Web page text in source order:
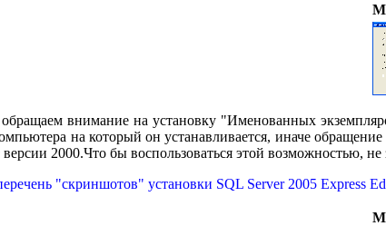
внимание на установку "Именованных
на который он устанавливается, иначе
версии 2000.Что бы воспользоваться этой возможностью, не
"скриншотов" установки SQL Server 2005 Express